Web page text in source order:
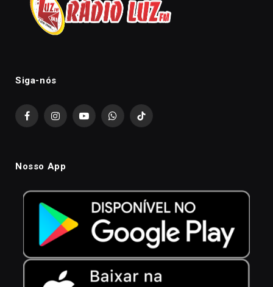
Siga-nós
FacebookInstagramYouTubeWhatsAppTikTok
Nosso App